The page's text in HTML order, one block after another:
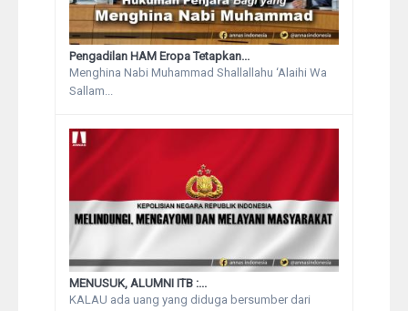
Pengadilan HAM Eropa Tetapkan...
Menghina Nabi Muhammad Shallallahu ‘Alaihi Wa
Sallam...
MENUSUK, ALUMNI ITB :...
KALAU ada uang yang diduga bersumber dari